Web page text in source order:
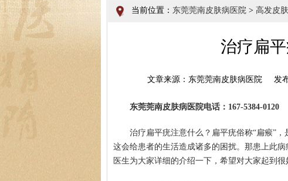
当前位置： 东莞莞南皮肤病医院 > 高发皮
治疗扁
文章来源：东莞莞南皮肤病医院 发
东莞莞南皮肤病医院电话：167-5384-0120
治疗扁平疣注意什么？扁平疣俗称“扁瘊”
这会给患者的生活造成诸多的困扰。那患上此
医生为大家详细的介绍一下，希望对大家起到